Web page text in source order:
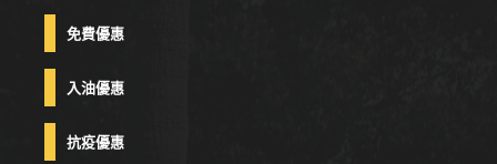
免費優惠
入油優惠
抗疫優惠